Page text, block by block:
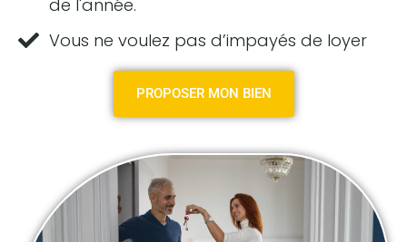
de l'année.
Vous ne voulez pas d’impayés de loyer
PROPOSER MON BIEN